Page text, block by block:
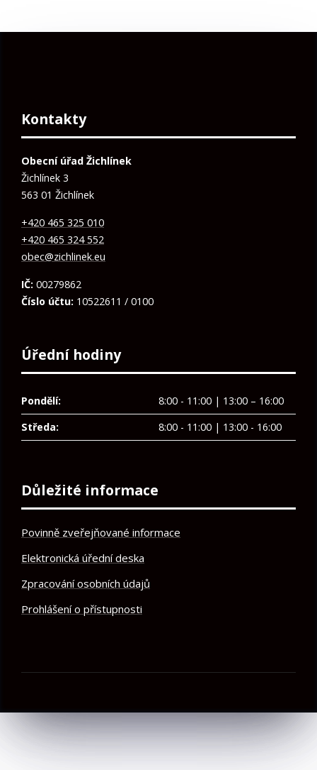
Kontakty
Obecní úřad Žichlínek
Žichlínek 3
563 01 Žichlínek
+420 465 325 010
+420 465 324 552
obec@zichlinek.eu
IČ: 00279862
Číslo účtu: 10522611 / 0100
Úřední hodiny
Pondělí:
8:00 - 11:00 | 13:00 – 16:00
Středa:
8:00 - 11:00 | 13:00 - 16:00
Důležité informace
Povinně zveřejňované informace
Elektronická úřední deska
Zpracování osobních údajů
Prohlášení o přístupnosti